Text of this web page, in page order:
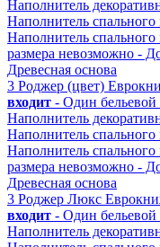
Наполнитель
Наполнитель
Наполнитель
размера невозможно -
Древесная основа
3 Роджер (цвет)
входит - Один
Наполнитель
Наполнитель
Наполнитель
размера невозможно -
Древесная основа
3 Роджер Люкс
входит - Один
Наполнитель